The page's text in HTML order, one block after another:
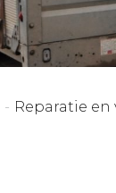
- Reparatie